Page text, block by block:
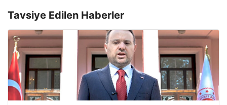
Tavsiye Edilen Haberler